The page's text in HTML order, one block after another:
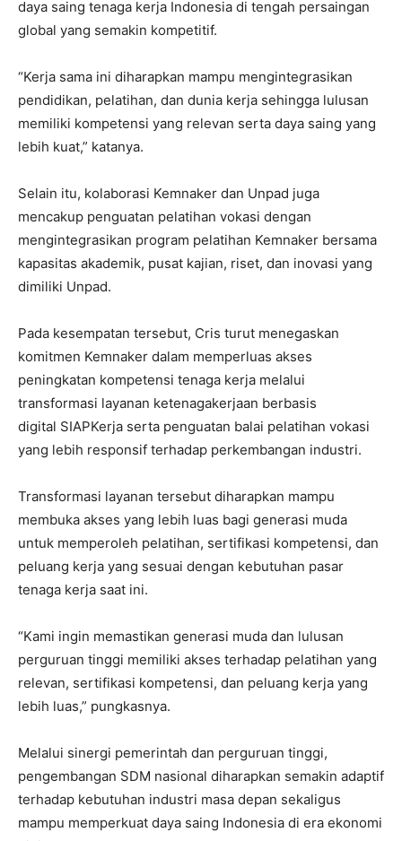
daya saing tenaga kerja Indonesia di tengah persaingan
global yang semakin kompetitif.
“Kerja sama ini diharapkan mampu mengintegrasikan
pendidikan, pelatihan, dan dunia kerja sehingga lulusan
memiliki kompetensi yang relevan serta daya saing yang
lebih kuat,” katanya.
Selain itu, kolaborasi Kemnaker dan Unpad juga
mencakup penguatan pelatihan vokasi dengan
mengintegrasikan program pelatihan Kemnaker bersama
kapasitas akademik, pusat kajian, riset, dan inovasi yang
dimiliki Unpad.
Pada kesempatan tersebut, Cris turut menegaskan
komitmen Kemnaker dalam memperluas akses
peningkatan kompetensi tenaga kerja melalui
transformasi layanan ketenagakerjaan berbasis
digital SIAPKerja serta penguatan balai pelatihan vokasi
yang lebih responsif terhadap perkembangan industri.
Transformasi layanan tersebut diharapkan mampu
membuka akses yang lebih luas bagi generasi muda
untuk memperoleh pelatihan, sertifikasi kompetensi, dan
peluang kerja yang sesuai dengan kebutuhan pasar
tenaga kerja saat ini.
“Kami ingin memastikan generasi muda dan lulusan
perguruan tinggi memiliki akses terhadap pelatihan yang
relevan, sertifikasi kompetensi, dan peluang kerja yang
lebih luas,” pungkasnya.
Melalui sinergi pemerintah dan perguruan tinggi,
pengembangan SDM nasional diharapkan semakin adaptif
terhadap kebutuhan industri masa depan sekaligus
mampu memperkuat daya saing Indonesia di era ekonomi